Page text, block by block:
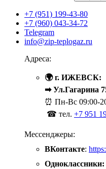
+7 (951) 199-43-80
+7 (960) 043-34-72
Telegram
info@zip-teplogaz.ru
Адреса:
🌍 г. ИЖЕВСК:
➡ Ул.Гагарина
⏰ Пн-Вс 09:00-
☎ тел. +7 951
Мессенджеры:
ВКонтакте:
Одноклассники: